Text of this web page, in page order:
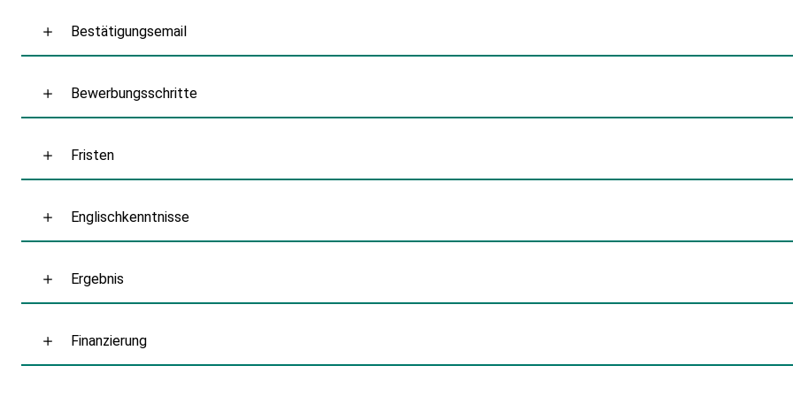
Bestätigungsemail
Bewerbungsschritte
Fristen
Englischkenntnisse
Ergebnis
Finanzierung